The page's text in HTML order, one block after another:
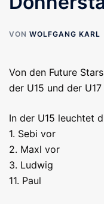
VON WOLFGANG KARL
Von den Future
der U15 und der
In der U15 leuchtet
1. Sebi vor
2. Maxl vor
3. Ludwig
11. Paul